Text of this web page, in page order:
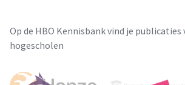
Op de HBO Kennisbank vind je publicaties
hogescholen